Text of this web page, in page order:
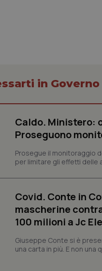
in
Caldo. Ministero:
Proseguono
Prosegue il monitoraggio
per limitare gli effetti delle
Covid. Conte in
mascherine
100 milioni a Jc
Giuseppe Conte si è
una carta in più. E non
Nome
Nome
__Secure-
ROLLOUT_TOKEN